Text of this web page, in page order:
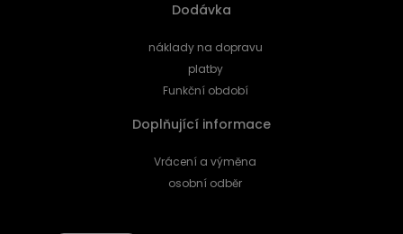
Dodávka
náklady na dopravu
platby
Funkční období
Doplňující informace
Vrácení a výměna
osobní odběr